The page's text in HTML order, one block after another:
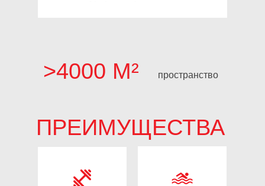
ПРЕИМУЩЕСТВА
>4000 М² пространство